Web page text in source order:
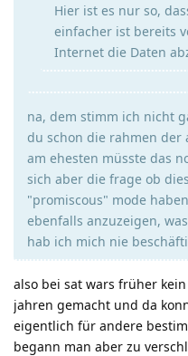
Hier ist es nur so,
einfacher ist bereits
Internet die Daten
na, dem stimm ich nicht
du schon die rahmen der
am ehesten müsste das
sich aber die frage ob
"promiscous" mode
ebenfalls anzuzeigen,
hab ich mich nie
also bei sat wars früher
jahren gemacht und da
eigentlich für andere
begann man aber zu